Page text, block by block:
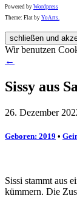
Powered by Wordpress
Theme: Flat by YoArts.
Wir benutzen
←
Sissy aus
26. Dezember
Geboren: 2019 •
Sissi stammt aus
kümmern. Die